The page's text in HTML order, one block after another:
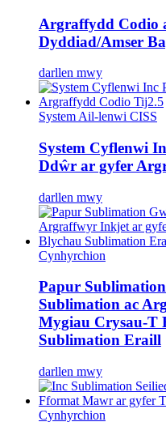
Argraffydd Codio
Dyddiad/Amser
darllen mwy
System Ail-lenwi CISS
System Cyflenwi
Ddŵr ar gyfer
darllen mwy
Cynhyrchion
Papur
Sublimation ac
Mygiau Crysau-T
Sublimation Eraill
darllen mwy
Cynhyrchion